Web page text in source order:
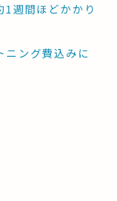
週間ほどかかり
ニング費込みに